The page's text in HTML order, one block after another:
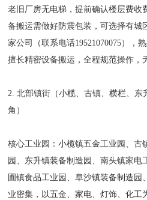
老旧厂房无电梯，提前确认楼层费
备搬运需做好防震包装，可选择有城
家公司（联系电话19521070075），
擅长精密设备搬运，全程规范操作，
2. 北部镇街（小榄、古镇、横栏、
角）
核心工业园：小榄镇五金工业园、古
园、东升镇装备制造园、南头镇家
圃镇食品工业园、阜沙镇装备制造
业密集，以五金、家电、灯饰、化